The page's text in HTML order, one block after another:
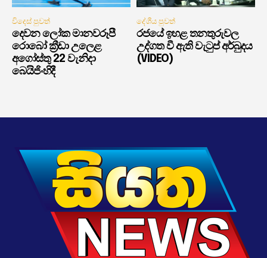
විදෙස් පුවත්
දෙවන ලෝක මානවරූපී
රොබෝ ක්‍රීඩා උලෙළ
අගෝස්තු 22 වැනිදා
බෙයිජිංහිදී
දේශීය පුවත්
රජයේ ඉහළ තනතුරුවල
උද්ගත වී ඇති වැටුප් අර්බුදය
(VIDEO)